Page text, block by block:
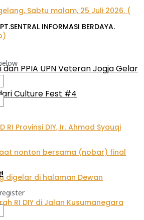
dan PPIA UPN Veteran Jogja Gelar
Culture Fest #4
INFORMASI BERDAYA.